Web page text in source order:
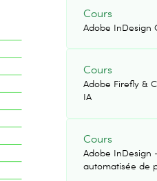
Cours
Adobe InDesign
Cours
Adobe Firefly &
IA
Cours
Adobe InDesign
automatisée de